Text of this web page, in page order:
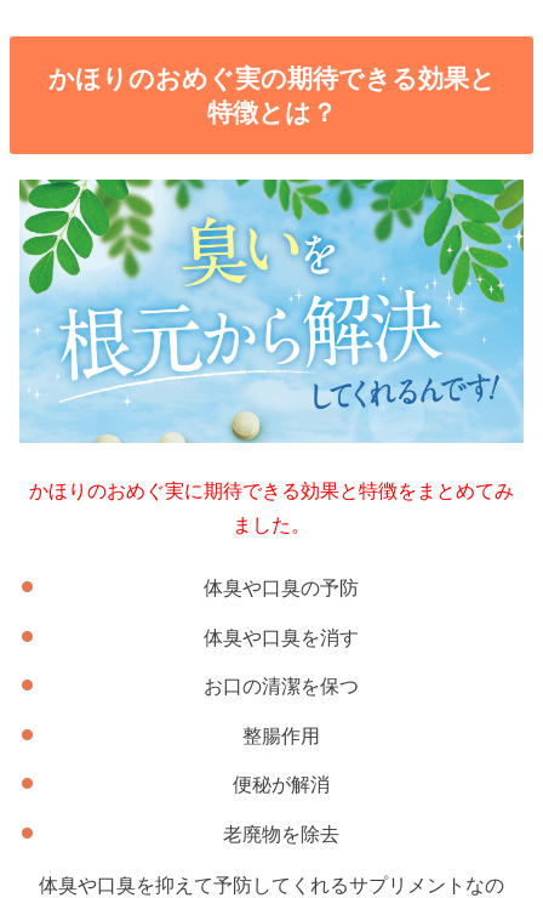
かほりのおめぐ実の期待できる効果と
特徴とは？
かほりのおめぐ実に期待できる効果と特徴をまとめてみ
ました。
体臭や口臭の予防
体臭や口臭を消す
お口の清潔を保つ
整腸作用
便秘が解消
老廃物を除去
体臭や口臭を抑えて予防してくれるサプリメントなの